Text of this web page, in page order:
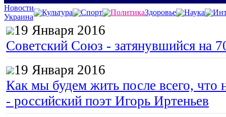
Новости
Украина
Культура Спорт ПолитикаЗдоровье Наука
19 Января 2016
Советский Союз - затянувшийся на
19 Января 2016
Как мы будем жить после всего, что
- российский поэт Игорь Иртеньев